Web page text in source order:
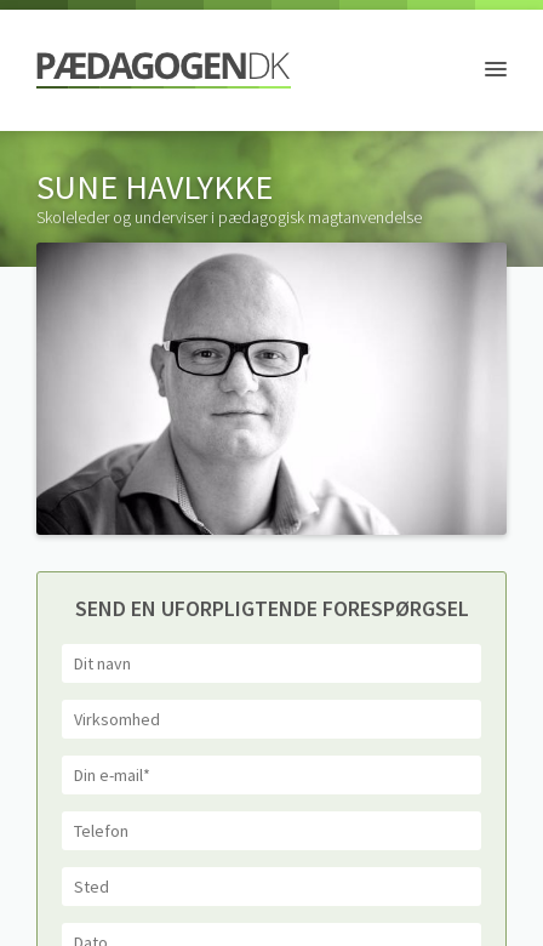
SUNE HAVLYKKE
Skoleleder og underviser i pædagogisk magtanvendelse
SEND EN UFORPLIGTENDE FORESPØRGSEL